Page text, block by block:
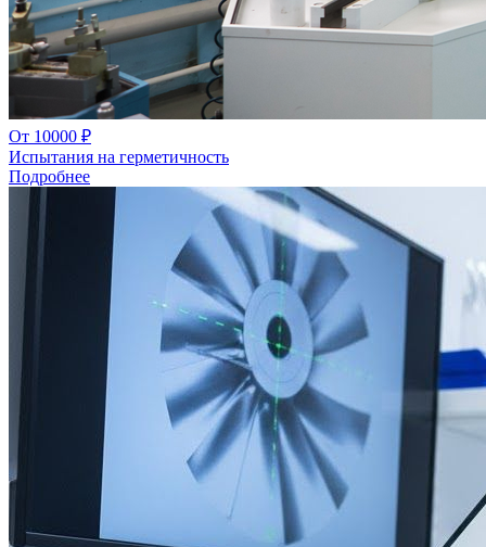
От 10000 ₽
Испытания на герметичность
Подробнее